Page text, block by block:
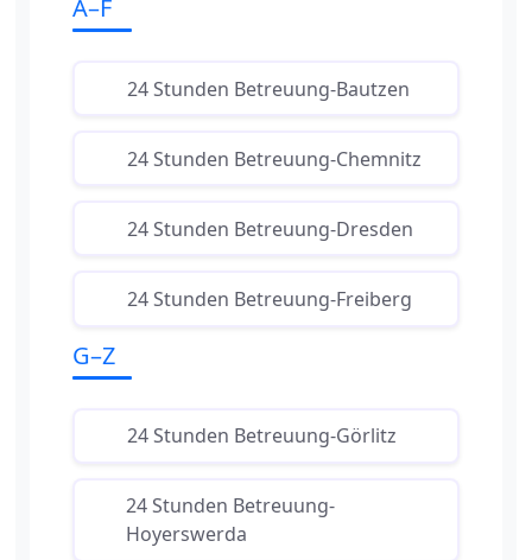
A–F
24 Stunden Betreuung-Bautzen
24 Stunden Betreuung-Chemnitz
24 Stunden Betreuung-Dresden
24 Stunden Betreuung-Freiberg
G–Z
24 Stunden Betreuung-Görlitz
24 Stunden Betreuung-
Hoyerswerda